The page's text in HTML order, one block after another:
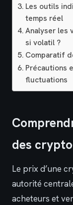
Les outils
temps réel
Analyser les
si volatil ?
Comparatif
Précautions
fluctuations
des
Le prix d’une
autorité
acheteurs et